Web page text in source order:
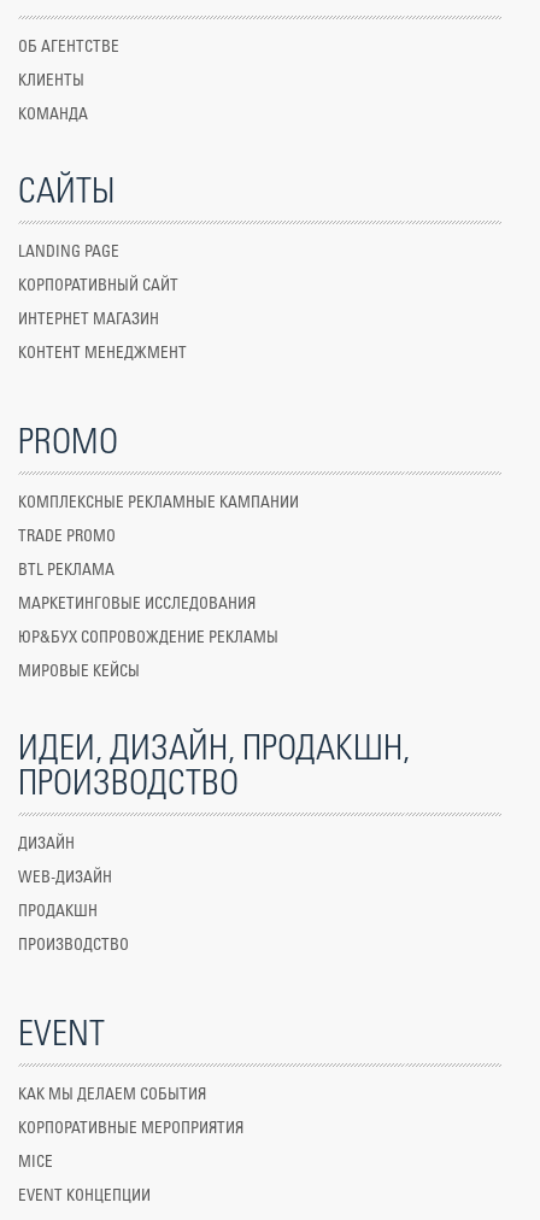
ОБ АГЕНТСТВЕ
КЛИЕНТЫ
КОМАНДА
САЙТЫ
LANDING PAGE
КОРПОРАТИВНЫЙ САЙТ
ИНТЕРНЕТ МАГАЗИН
КОНТЕНТ МЕНЕДЖМЕНТ
PROMO
КОМПЛЕКСНЫЕ РЕКЛАМНЫЕ КАМПАНИИ
TRADE PROMO
BTL РЕКЛАМА
МАРКЕТИНГОВЫЕ ИССЛЕДОВАНИЯ
ЮР&БУХ СОПРОВОЖДЕНИЕ РЕКЛАМЫ
МИРОВЫЕ КЕЙСЫ
ИДЕИ, ДИЗАЙН, ПРОДАКШН,
ПРОИЗВОДСТВО
ДИЗАЙН
WEB-ДИЗАЙН
ПРОДАКШН
ПРОИЗВОДСТВО
EVENT
КАК МЫ ДЕЛАЕМ СОБЫТИЯ
КОРПОРАТИВНЫЕ МЕРОПРИЯТИЯ
MICE
EVENT КОНЦЕПЦИИ